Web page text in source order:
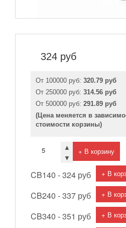
324 руб
От 100000 руб: 320.79 руб
От 250000 руб: 314.56 руб
От 500000 руб: 291.89 руб
(Цена меняется в
стоимости корзины)
▲
▼
+ В корзину
CB140 -324 руб + В
CB240 -337 руб + В
CB340 -351 руб + В